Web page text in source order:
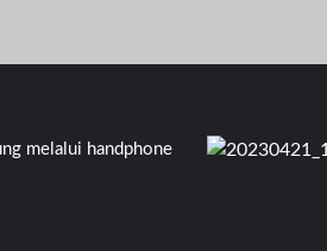
Jalan Kinayungan V RT 05
melalui handphone